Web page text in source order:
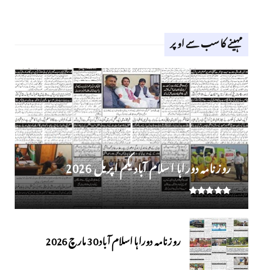
مہینے کا سب سے اوپر
روز نامہ دوراہا اسلام آباد یکم اپریل 2026
روزنامہ دوراہا اسلام آباد 30 مارچ 2026